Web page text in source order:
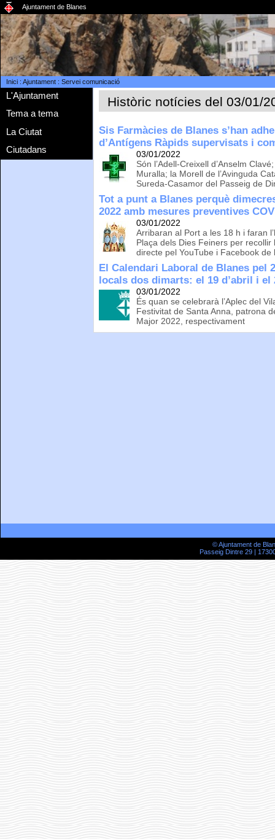
Ajuntament de Blanes
Inici: Ajuntament: Servei comunicació
L'Ajuntament
Tema a tema
La Ciutat
Ciutadans
Històric notícies del 03/01/
Sis Farmàcies de Blanes s’han
d’Antígens Ràpids supervisats i
03/01/2022
Són l’Adell-Creixell d’Anselm
Muralla; la Morell de l’Avinguda
Sureda-Casamor del Passeig de
Tot a punt a Blanes perquè
2022 amb mesures preventives
03/01/2022
Arribaran al Port a les 18 h i faran
Plaça dels Dies Feiners per
directe pel YouTube i Facebook de
El Calendari Laboral de Blanes pel
locals dos dimarts: el 19 d’abril i el
03/01/2022
És quan se celebrarà l’Aplec del
Festivitat de Santa Anna, patrona
Major 2022, respectivament
© Ajuntament de
Passeig Dintre 29 |